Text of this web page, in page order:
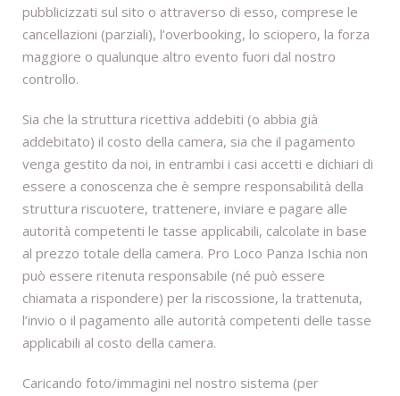
pubblicizzati sul sito o attraverso di esso, comprese le
cancellazioni (parziali), l’overbooking, lo sciopero, la forza
maggiore o qualunque altro evento fuori dal nostro
controllo.
Sia che la struttura ricettiva addebiti (o abbia già
addebitato) il costo della camera, sia che il pagamento
venga gestito da noi, in entrambi i casi accetti e dichiari di
essere a conoscenza che è sempre responsabilità della
struttura riscuotere, trattenere, inviare e pagare alle
autorità competenti le tasse applicabili, calcolate in base
al prezzo totale della camera. Pro Loco Panza Ischia non
può essere ritenuta responsabile (né può essere
chiamata a rispondere) per la riscossione, la trattenuta,
l’invio o il pagamento alle autorità competenti delle tasse
applicabili al costo della camera.
Caricando foto/immagini nel nostro sistema (per